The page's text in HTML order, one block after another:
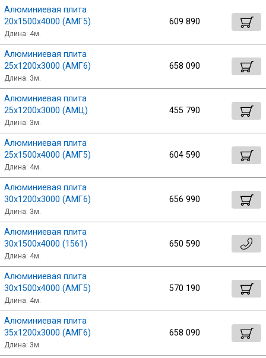
Алюминиевая плита
20х1500х4000 (АМГ5)
Длина: 4м.
609 890
Алюминиевая плита
25х1200х3000 (АМГ6)
Длина: 3м.
658 090
Алюминиевая плита
25х1200х3000 (АМЦ)
Длина: 3м.
455 790
Алюминиевая плита
25х1500х4000 (АМГ5)
Длина: 4м.
604 590
Алюминиевая плита
30х1200х3000 (АМГ6)
Длина: 3м.
656 990
Алюминиевая плита
30х1500х4000 (1561)
Длина: 4м.
650 590
Алюминиевая плита
30х1500х4000 (АМГ5)
Длина: 4м.
570 190
Алюминиевая плита
35х1200х3000 (АМГ6)
Длина: 3м.
658 090